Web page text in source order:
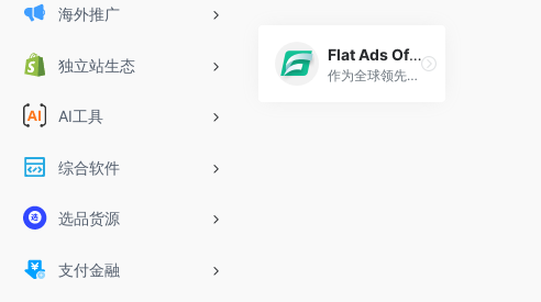
海外推广
独立站生态
AI工具
综合软件
选品货源
支付金融
Flat Ads Official
作为全球领先的移动广告营销平台，Flat Ads以6亿独家流量和专业投放团队，带来达成营销目标、提供最大化收益的营销解决方案。